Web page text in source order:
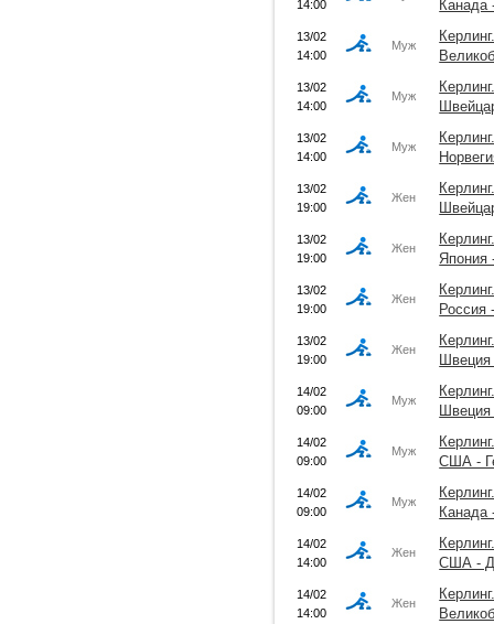
14:00 Канада
13/02
14:00
Муж
13/02
14:00
Муж
13/02
14:00
Муж
13/02
19:00
Жен
13/02
19:00
Жен
13/02
19:00
Жен
Россия
13/02
19:00
Жен
Швеция
14/02
09:00
Муж
Швеция
14/02
09:00
Муж
США -
14/02
09:00
Муж
Канада
14/02
14:00
Жен
США -
14/02
14:00
Жен